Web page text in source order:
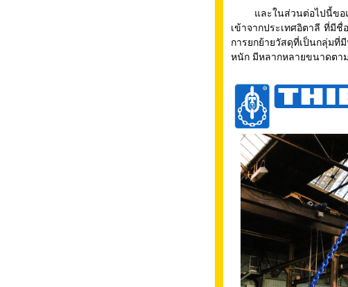
และในส่วนต่อไปนี้ขอแ
เข้าจากประเทศอิตาลี ที่มี
การยกย้ายวัสดุที่เป็นกลุ่มที่
หนัก มีหลากหลายขนาดตา